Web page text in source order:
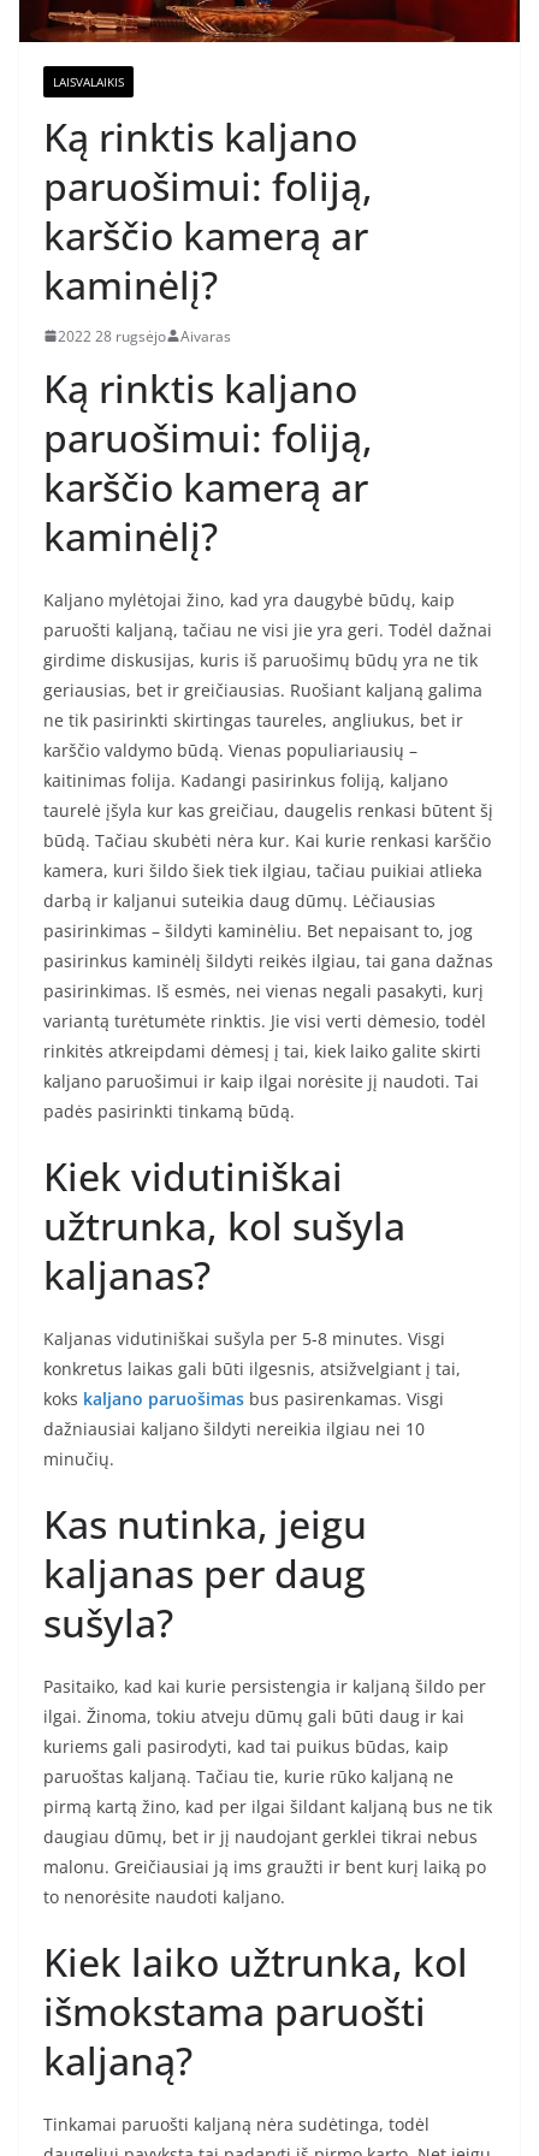
LAISVALAIKIS
Ką rinktis kaljano
paruošimui: foliją,
karščio kamerą ar
kaminėlį?
2022 28 rugsėjo Aivaras
Ką rinktis kaljano
paruošimui: foliją,
karščio kamerą ar
kaminėlį?
Kaljano mylėtojai žino, kad yra daugybė būdų, kaip
paruošti kaljaną, tačiau ne visi jie yra geri. Todėl dažnai
girdime diskusijas, kuris iš paruošimų būdų yra ne tik
geriausias, bet ir greičiausias. Ruošiant kaljaną galima
ne tik pasirinkti skirtingas taureles, angliukus, bet ir
karščio valdymo būdą. Vienas populiariausių –
kaitinimas folija. Kadangi pasirinkus foliją, kaljano
taurelė įšyla kur kas greičiau, daugelis renkasi būtent šį
būdą. Tačiau skubėti nėra kur. Kai kurie renkasi karščio
kamera, kuri šildo šiek tiek ilgiau, tačiau puikiai atlieka
darbą ir kaljanui suteikia daug dūmų. Lėčiausias
pasirinkimas – šildyti kaminėliu. Bet nepaisant to, jog
pasirinkus kaminėlį šildyti reikės ilgiau, tai gana dažnas
pasirinkimas. Iš esmės, nei vienas negali pasakyti, kurį
variantą turėtumėte rinktis. Jie visi verti dėmesio, todėl
rinkitės atkreipdami dėmesį į tai, kiek laiko galite skirti
kaljano paruošimui ir kaip ilgai norėsite jį naudoti. Tai
padės pasirinkti tinkamą būdą.
Kiek vidutiniškai
užtrunka, kol sušyla
kaljanas?
Kaljanas vidutiniškai sušyla per 5-8 minutes. Visgi
konkretus laikas gali būti ilgesnis, atsižvelgiant į tai,
koks kaljano paruošimas bus pasirenkamas. Visgi
dažniausiai kaljano šildyti nereikia ilgiau nei 10
minučių.
Kas nutinka, jeigu
kaljanas per daug
sušyla?
Pasitaiko, kad kai kurie persistengia ir kaljaną šildo per
ilgai. Žinoma, tokiu atveju dūmų gali būti daug ir kai
kuriems gali pasirodyti, kad tai puikus būdas, kaip
paruoštas kaljaną. Tačiau tie, kurie rūko kaljaną ne
pirmą kartą žino, kad per ilgai šildant kaljaną bus ne tik
daugiau dūmų, bet ir jį naudojant gerklei tikrai nebus
malonu. Greičiausiai ją ims graužti ir bent kurį laiką po
to nenorėsite naudoti kaljano.
Kiek laiko užtrunka, kol
išmokstama paruošti
kaljaną?
Tinkamai paruošti kaljaną nėra sudėtinga, todėl